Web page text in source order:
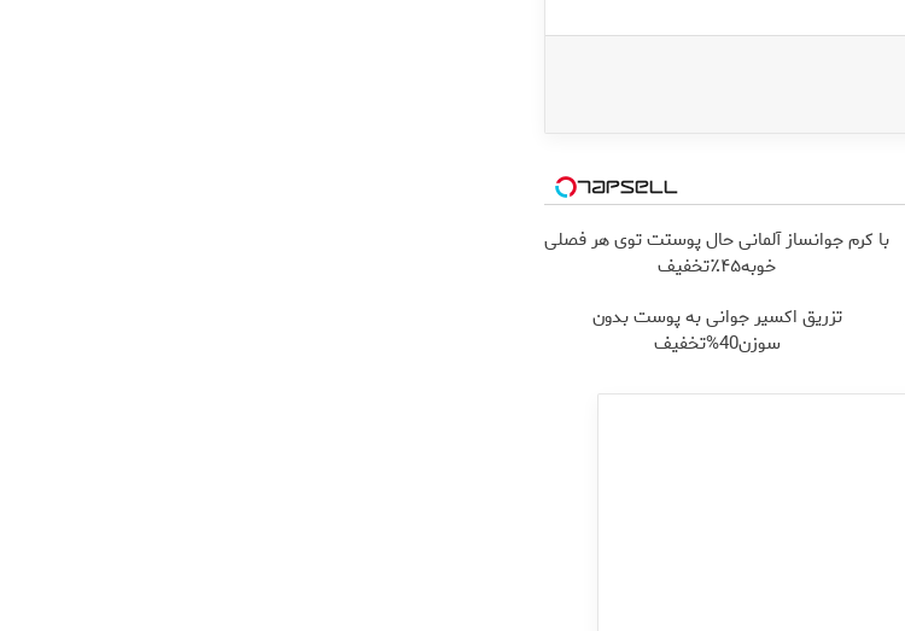
با کرم جوانساز آلمانی حال پوستت توی هر فصلی
خوبه۴۵٪تخفیف
تزریق اکسیر جوانی به پوست بدون
سوزن40%تخفیف